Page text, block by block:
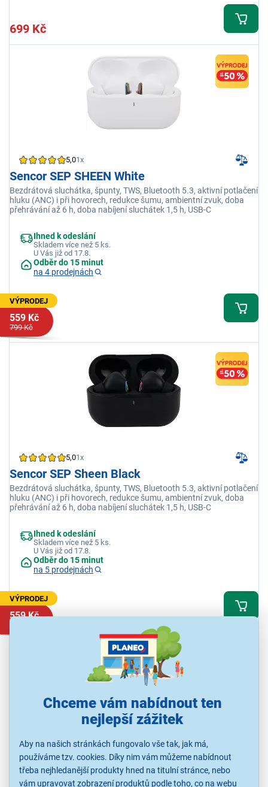
Chceme vám nabídnout ten
nejlepší zážitek
Aby na našich stránkách fungovalo vše tak, jak má,
používáme tzv. cookies. Díky nim vám můžeme nabídnout
třeba nejhledanější produkty hned na titulní stránce, nebo
vám upravovat zobrazení produktů podle toho, co na webu
699 Kč
5,01x
Sencor SEP SHEEN White
Bezdrátová sluchátka, špunty, TWS, Bluetooth 5.3, aktivní potlačení
hluku (ANC) i při hovorech, redukce šumu, ambientní zvuk, doba
přehrávání až 6 h, doba nabíjení sluchátek 1,5 h, USB-C
Ihned k odeslání
Skladem více než 5 ks.
U Vás již od 17.8.
Odběr do 15 minut
na 4 prodejnách
VÝPRODEJ
559 Kč
799 Kč
5,01x
Sencor SEP Sheen Black
Bezdrátová sluchátka, špunty, TWS, Bluetooth 5.3, aktivní potlačení
hluku (ANC) i při hovorech, redukce šumu, ambientní zvuk, doba
přehrávání až 6 h, doba nabíjení sluchátek 1,5 h, USB-C
Ihned k odeslání
Skladem více než 5 ks.
U Vás již od 17.8.
Odběr do 15 minut
na 5 prodejnách
VÝPRODEJ
559 Kč
4,5 13x
Sencor SEP Sleeper ANC